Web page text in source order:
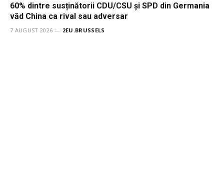
60% dintre susținătorii CDU/CSU și SPD din Germania
văd China ca rival sau adversar
7 AUGUST 2026 2EU.BRUSSELS